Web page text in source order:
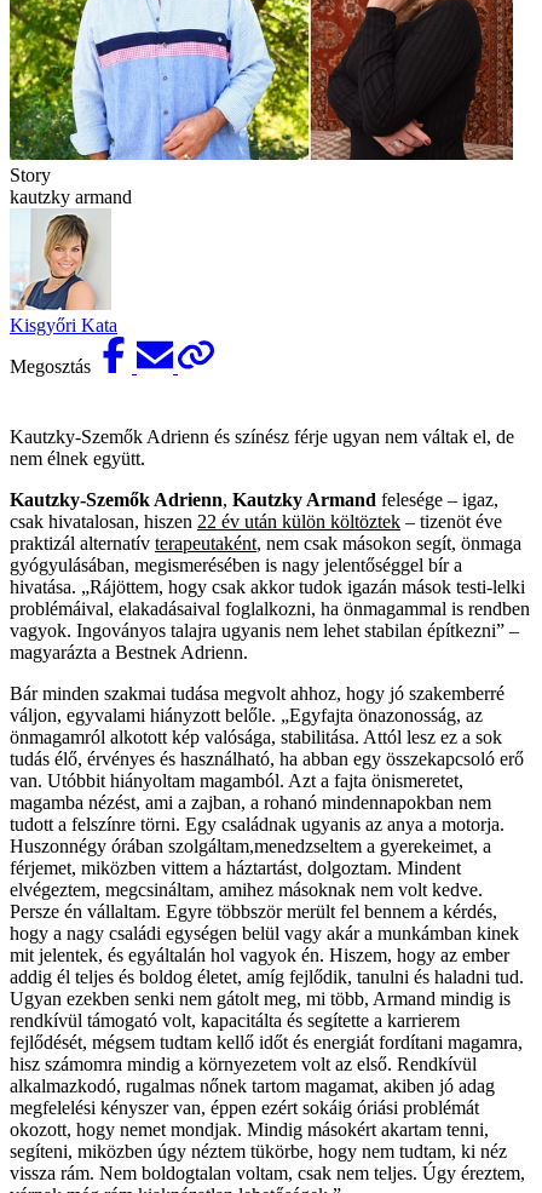
Story
kautzky armand
Kisgyőri Kata
Megosztás
Kautzky-Szemők Adrienn és színész férje ugyan nem váltak el, de
nem élnek együtt.
Kautzky-Szemők Adrienn, Kautzky Armand felesége – igaz,
csak hivatalosan, hiszen 22 év után külön költöztek – tizenöt éve
praktizál alternatív terapeutaként, nem csak másokon segít, önmaga
gyógyulásában, megismerésében is nagy jelentőséggel bír a
hivatása. „Rájöttem, hogy csak akkor tudok igazán mások testi-lelki
problémáival, elakadásaival foglalkozni, ha önmagammal is rendben
vagyok. Ingoványos talajra ugyanis nem lehet stabilan építkezni” –
magyarázta a Bestnek Adrienn.
Bár minden szakmai tudása megvolt ahhoz, hogy jó szakemberré
váljon, egyvalami hiányzott belőle. „Egyfajta önazonosság, az
önmagamról alkotott kép valósága, stabilitása. Attól lesz ez a sok
tudás élő, érvényes és használható, ha abban egy összekapcsoló erő
van. Utóbbit hiányoltam magamból. Azt a fajta önismeretet,
magamba nézést, ami a zajban, a rohanó mindennapokban nem
tudott a felszínre törni. Egy családnak ugyanis az anya a motorja.
Huszonnégy órában szolgáltam,menedzseltem a gyerekeimet, a
férjemet, miközben vittem a háztartást, dolgoztam. Mindent
elvégeztem, megcsináltam, amihez másoknak nem volt kedve.
Persze én vállaltam. Egyre többször merült fel bennem a kérdés,
hogy a nagy családi egységen belül vagy akár a munkámban kinek
mit jelentek, és egyáltalán hol vagyok én. Hiszem, hogy az ember
addig él teljes és boldog életet, amíg fejlődik, tanulni és haladni tud.
Ugyan ezekben senki nem gátolt meg, mi több, Armand mindig is
rendkívül támogató volt, kapacitálta és segítette a karrierem
fejlődését, mégsem tudtam kellő időt és energiát fordítani magamra,
hisz számomra mindig a környezetem volt az első. Rendkívül
alkalmazkodó, rugalmas nőnek tartom magamat, akiben jó adag
megfelelési kényszer van, éppen ezért sokáig óriási problémát
okozott, hogy nemet mondjak. Mindig másokért akartam tenni,
segíteni, miközben úgy néztem tükörbe, hogy nem tudtam, ki néz
vissza rám. Nem boldogtalan voltam, csak nem teljes. Úgy éreztem,